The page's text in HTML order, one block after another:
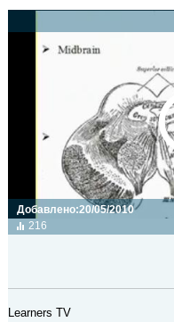
Добавлено:20/05/2010
216
Видео транслируется с сайта
Learners TV